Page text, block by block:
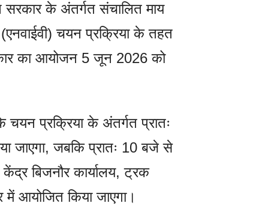
सरकार के अंतर्गत संचालित माय
(एनवाईवी) चयन प्रक्रिया के तहत
का आयोजन 5 जून 2026 को
चयन प्रक्रिया के अंतर्गत प्रातः
जाएगा, जबकि प्रातः 10 बजे से
केंद्र बिजनौर कार्यालय, ट्रक
आयोजित किया जाएगा।